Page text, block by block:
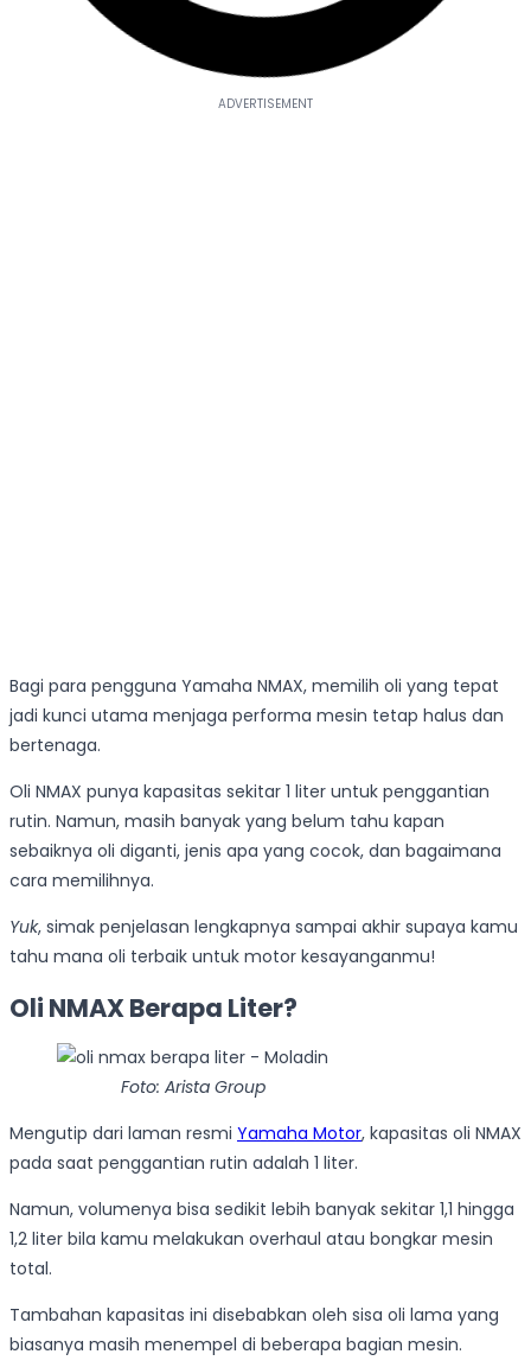
Bagi para pengguna Yamaha NMAX, memilih oli yang tepat
jadi kunci utama menjaga performa mesin tetap halus dan
bertenaga.
Oli NMAX punya kapasitas sekitar 1 liter untuk penggantian
rutin. Namun, masih banyak yang belum tahu kapan
sebaiknya oli diganti, jenis apa yang cocok, dan bagaimana
cara memilihnya.
Yuk, simak penjelasan lengkapnya sampai akhir supaya kamu
tahu mana oli terbaik untuk motor kesayanganmu!
Oli NMAX Berapa Liter?
Foto: Arista Group
Mengutip dari laman resmi Yamaha Motor, kapasitas oli NMAX
pada saat penggantian rutin adalah 1 liter.
Namun, volumenya bisa sedikit lebih banyak sekitar 1,1 hingga
1,2 liter bila kamu melakukan overhaul atau bongkar mesin
total.
Tambahan kapasitas ini disebabkan oleh sisa oli lama yang
biasanya masih menempel di beberapa bagian mesin.